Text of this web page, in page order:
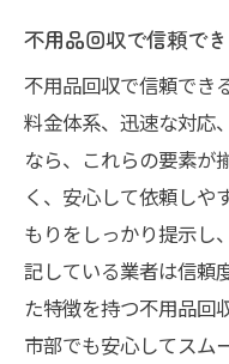
口コミから見
港区で安心
無料見積も
信頼できる
不用品回収
不用品回収を賢
不用品回収
無料サービ
不用品回収で信頼で
不用品回収で信頼でき
料金体系、迅速な対応
なら、これらの要素が
く、安心して依頼しや
もりをしっかり提示し
記している業者は信頼
た特徴を持つ不用品回
市部でも安心してスム